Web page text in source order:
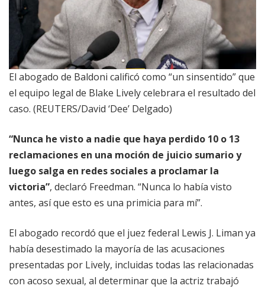
El abogado de Baldoni calificó como “un sinsentido” que
el equipo legal de Blake Lively celebrara el resultado del
caso. (REUTERS/David ‘Dee’ Delgado)
“Nunca he visto a nadie que haya perdido 10 o 13
reclamaciones en una moción de juicio sumario y
luego salga en redes sociales a proclamar la
victoria”, declaró Freedman. “Nunca lo había visto
antes, así que esto es una primicia para mí”.
El abogado recordó que el juez federal Lewis J. Liman ya
había desestimado la mayoría de las acusaciones
presentadas por Lively, incluidas todas las relacionadas
con acoso sexual, al determinar que la actriz trabajó